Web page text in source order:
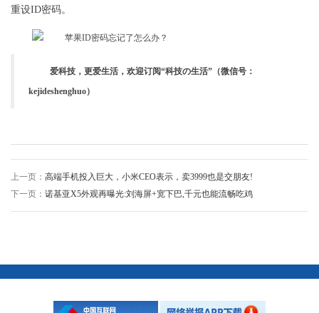
重设ID密码。
爱科技，更爱生活，欢迎订阅“科技の生活”（微信号：
kejideshenghuo）
上一页： 高端手机投入巨大，小米CEO表示，卖3999也是交朋友!
下一页： 诺基亚X5外观再曝光:刘海屏+宽下巴,千元也能流畅吃鸡